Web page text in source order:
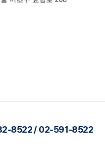
8522 / 02-591-8522